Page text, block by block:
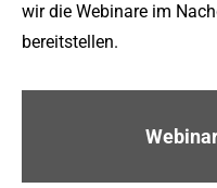
wir die Webinare im
bereitstellen.